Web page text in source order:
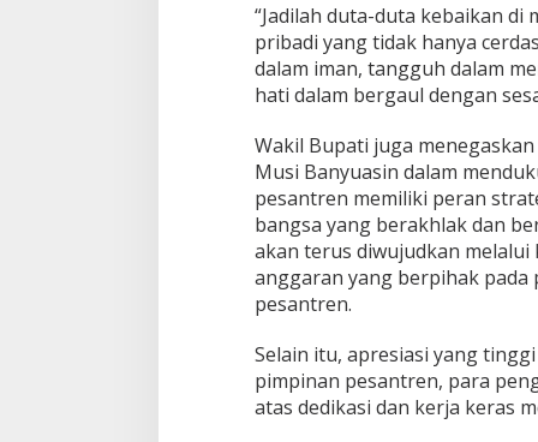
“Jadilah duta-duta kebaikan di
pribadi yang tidak hanya
dalam iman, tangguh dalam
hati dalam bergaul dengan
Wakil Bupati juga
Musi Banyuasin dalam
pesantren memiliki peran
bangsa yang berakhlak dan
akan terus diwujudkan
anggaran yang berpihak pada
pesantren.
Selain itu, apresiasi yang
pimpinan pesantren, para
atas dedikasi dan kerja keras